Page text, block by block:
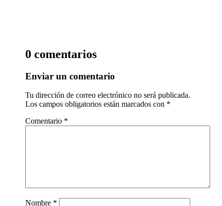
0 comentarios
Enviar un comentario
Tu dirección de correo electrónico no será publicada.
Los campos obligatorios están marcados con *
Comentario *
Nombre *